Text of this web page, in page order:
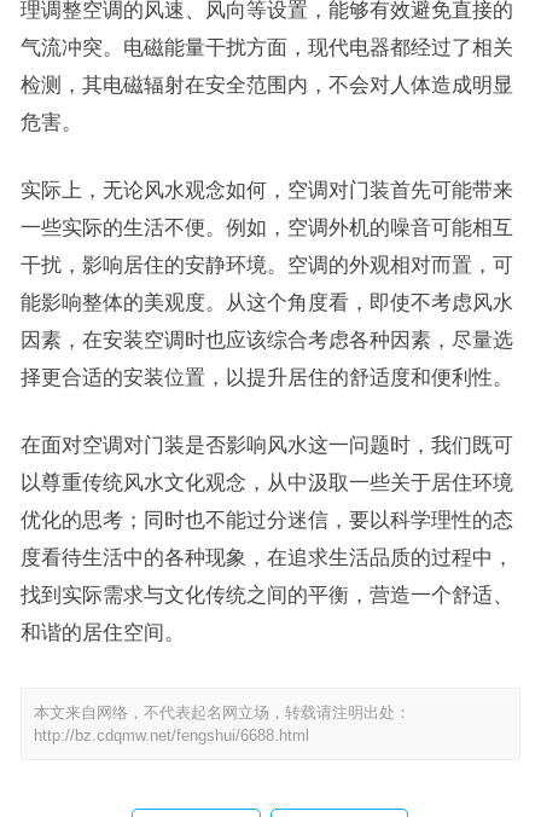
理调整空调的风速、风向等设置，能够有效避免直接的
气流冲突。电磁能量干扰方面，现代电器都经过了相关
检测，其电磁辐射在安全范围内，不会对人体造成明显
危害。
实际上，无论风水观念如何，空调对门装首先可能带来
一些实际的生活不便。例如，空调外机的噪音可能相互
干扰，影响居住的安静环境。空调的外观相对而置，可
能影响整体的美观度。从这个角度看，即使不考虑风水
因素，在安装空调时也应该综合考虑各种因素，尽量选
择更合适的安装位置，以提升居住的舒适度和便利性。
在面对空调对门装是否影响风水这一问题时，我们既可
以尊重传统风水文化观念，从中汲取一些关于居住环境
优化的思考；同时也不能过分迷信，要以科学理性的态
度看待生活中的各种现象，在追求生活品质的过程中，
找到实际需求与文化传统之间的平衡，营造一个舒适、
和谐的居住空间。
本文来自网络，不代表起名网立场，转载请注明出处：
http://bz.cdqmw.net/fengshui/6688.html